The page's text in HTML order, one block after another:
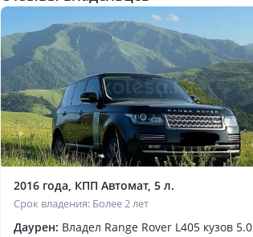
2016 года, КПП Автомат, 5 л.
Срок владения: Более 2 лет
Даурен: Владел Range Rover L405 кузов 5.0